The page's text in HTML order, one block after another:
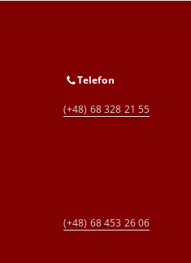
Telefon
(+48) 68 328 21 55
(+48) 68 453 26 06